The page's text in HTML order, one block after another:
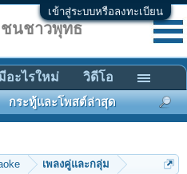
เข้าสู่ระบบหรือลงทะเบียน
เพลงคู่และกลุ่ม
นชาวพุทธ
กระทู้และโพสต์ล่าสุด
อะไรใหม่ วิดีโอ